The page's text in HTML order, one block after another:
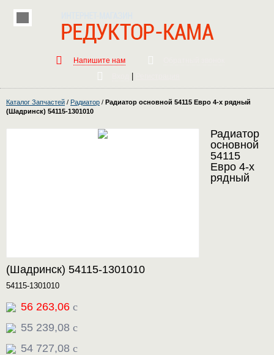
Напишите нам
Каталог Запчастей / Радиатор / Радиатор основной 54115 Евро 4-х рядный
(Шадринск) 54115-1301010
Радиатор
основной
54115
Евро 4-х
рядный
(Шадринск) 54115-1301010
54115-1301010
56 263,06 c
55 239,08 c
54 727,08 c